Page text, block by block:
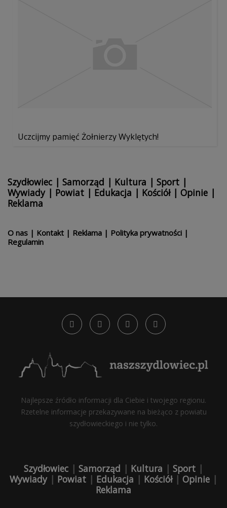
Uczcijmy pamięć Żołnierzy Wyklętych!
Szydłowiec | Samorząd | Kultura | Sport |
Wywiady| Powiat | Edukacja | Kościół| Opinie |
Reklama
O nas | Kontakt | Reklama | Polityka prywatności |
Regulamin
Najlepsze źródło informacji dla Ciebie i twojego regionu.
Rzetelne informacje przekazywane na bieżąco z powiatu
szydłowieckiego i nie tylko.
Szydłowiec | Samorząd | Kultura | Sport |
Wywiady| Powiat | Edukacja | Kościół| Opinie |
Reklama